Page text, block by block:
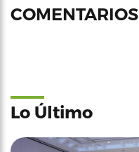
COMENTARIOS
Lo Último